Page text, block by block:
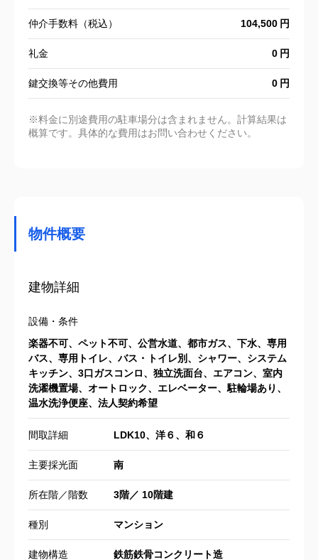
仲介手数料（税込） 104,500
礼金 0
鍵交換等その他費用 0
※料金に別途費用の駐車場分は含まれません。計算結果は
概算です。具体的な費用はお問い合わせください。
物件概要
建物詳細
設備・条件
楽器不可、ペット不可、公営水道、都市ガス、下水、専用
バス、専用トイレ、バス・トイレ別、シャワー、システム
キッチン、3口ガスコンロ、独立洗面台、エアコン、室内
洗濯機置場、オートロック、エレベーター、駐輪場あり、
温水洗浄便座、法人契約希望
間取詳細 LDK10、洋６、和６
主要採光面 南
所在階／階数 3階／ 10階建
種別 マンション
建物構造 鉄筋鉄骨コンクリート造